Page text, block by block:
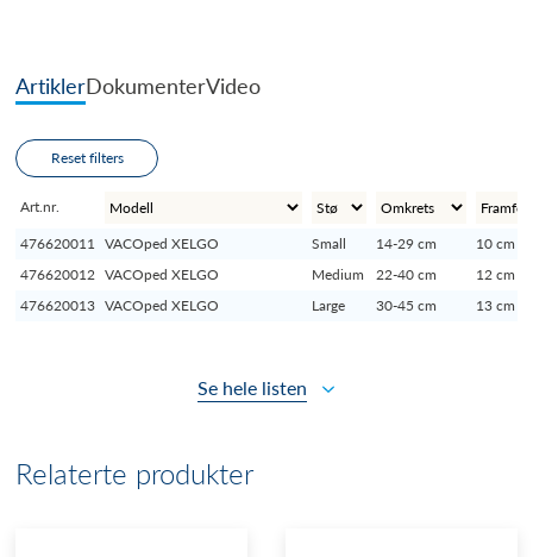
ArtiklerDokumenterVideo
Reset filters
Art.nr.
476620011 VACOped XELGO Small 14-29 cm
10 cm
476620012 VACOped XELGO Medium 22-40 cm
12 cm
476620013 VACOped XELGO Large 30-45 cm 13 cm
Se hele listen
Relaterte produkter